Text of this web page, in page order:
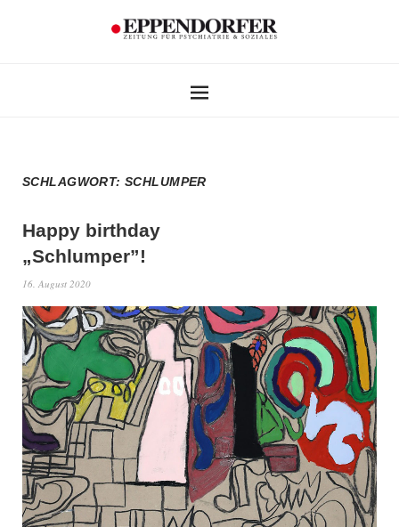
SCHLAGWORT:SCHLUMPER
Happy birthday
„Schlumper”!
16. August 2020